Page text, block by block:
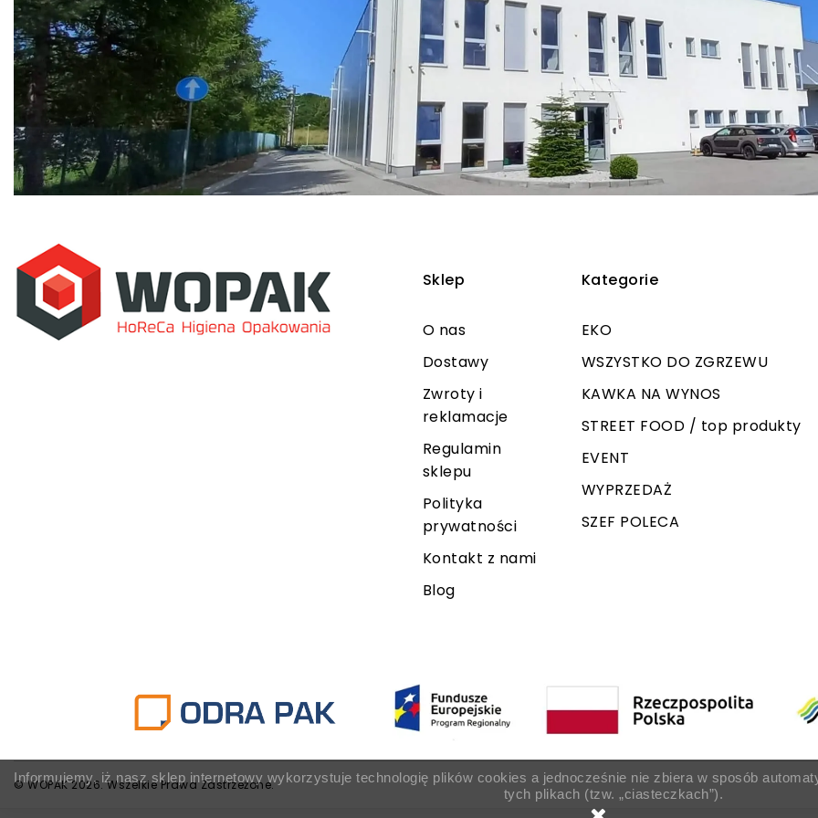
Sklep
O nas
Dostawy
Zwroty i
reklamacje
Regulamin
sklepu
Polityka
prywatności
Kontakt z nami
Blog
Kategorie
EKO
WSZYSTKO DO ZGRZEWU
KAWKA NA WYNOS
STREET FOOD / top produkty
EVENT
WYPRZEDAŻ
SZEF POLECA
Informujemy, iż nasz sklep internetowy wykorzystuje technologię plików cookies a jednocześnie nie zbiera w sposób
tych plikach (tzw. „ciasteczkach”).
© WOPAK 2026. Wszelkie Prawa Zastrzeżone.